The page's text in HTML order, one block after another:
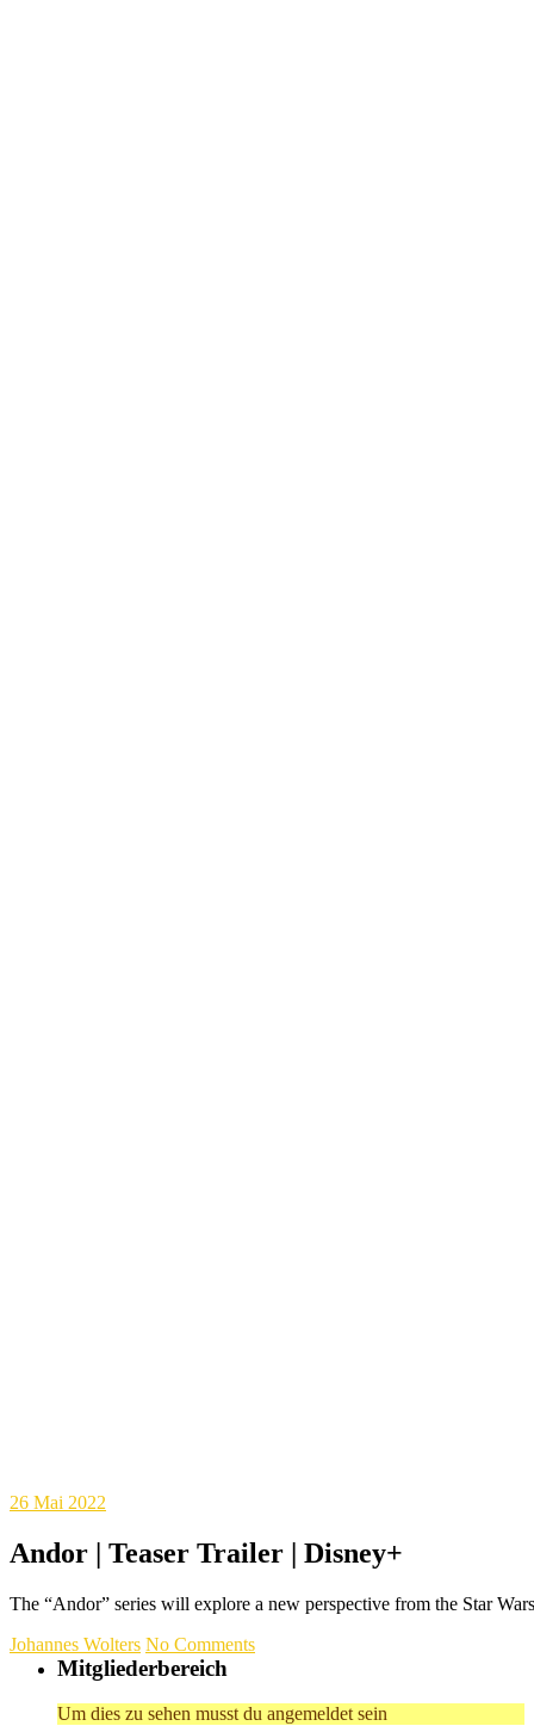
26 Mai 2022
Andor | Teaser Trailer | Disney+
The “Andor” series will explore a new perspective from the Star
Johannes Wolters No Comments
Mitgliederbereich
Um dies zu sehen musst du angemeldet sein